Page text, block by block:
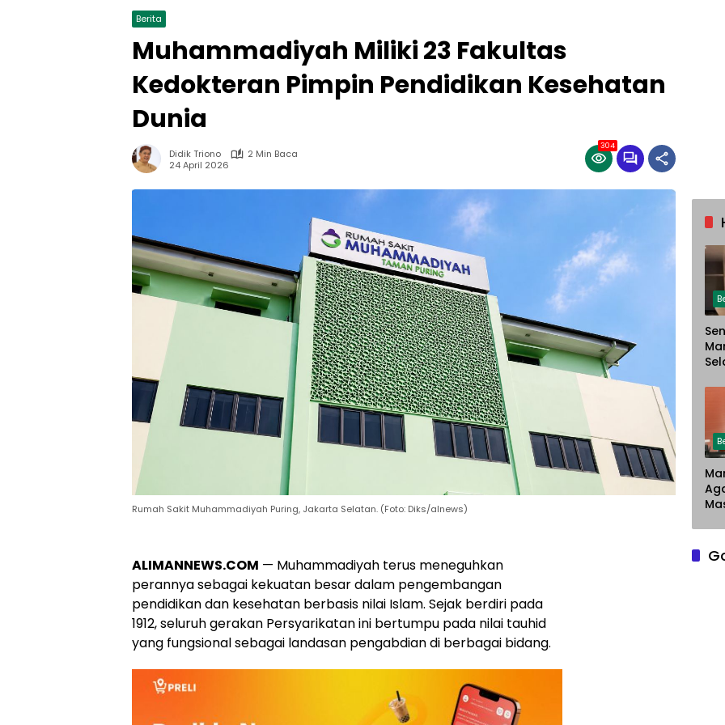
Berita
Muhammadiyah Miliki 23 Fakultas
Kedokteran Pimpin Pendidikan Kesehatan
Dunia
Didik Triono
2 Min Baca
24 April 2026
304
Rumah Sakit Muhammadiyah Puring, Jakarta Selatan. (Foto: Diks/alnews)
ALIMANNEWS.COM — Muhammadiyah terus meneguhkan
perannya sebagai kekuatan besar dalam pengembangan
pendidikan dan kesehatan berbasis nilai Islam. Sejak berdiri pada
1912, seluruh gerakan Persyarikatan ini bertumpu pada nilai tauhid
yang fungsional sebagai landasan pengabdian di berbagai bidang.